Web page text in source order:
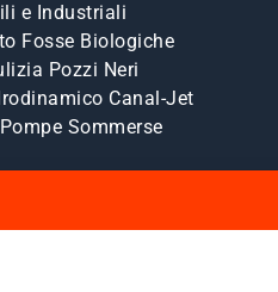
e Industriali
Fosse Biologiche
Pozzi Neri
Canal-Jet
Sommerse